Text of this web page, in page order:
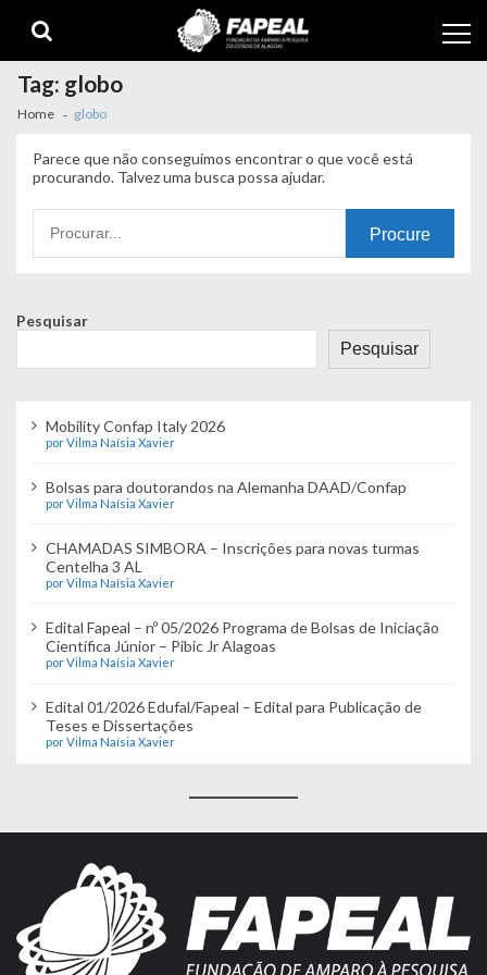
navigation
content
Tag: globo
Home globo
Parece que não conseguimos encontrar o que você está
procurando. Talvez uma busca possa ajudar.
por:
Pesquisar
Pesquisar
Mobility Confap Italy 2026
por Vilma Naísia Xavier
Bolsas para doutorandos na Alemanha DAAD/Confap
por Vilma Naísia Xavier
CHAMADAS SIMBORA – Inscrições para novas turmas
Centelha 3 AL
por Vilma Naísia Xavier
Edital Fapeal – nº 05/2026 Programa de Bolsas de Iniciação
Científica Júnior – Pibic Jr Alagoas
por Vilma Naísia Xavier
Edital 01/2026 Edufal/Fapeal – Edital para Publicação de
Teses e Dissertações
por Vilma Naísia Xavier